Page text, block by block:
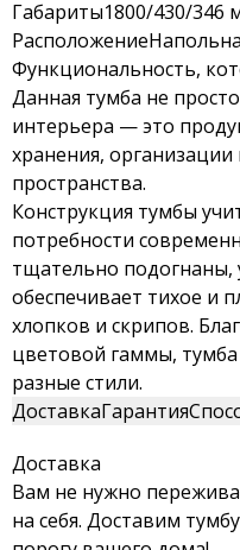
Габариты1800/430/346
Расположение
Функциональность,
Данная тумба не
интерьера — это
хранения,
пространства.
Конструкция тумбы
потребности
тщательно подогнаны,
обеспечивает тихое и
хлопков и скрипов.
цветовой гаммы,
разные стили.
ДоставкаГарантия
Доставка
Вам не нужно
на себя. Доставим